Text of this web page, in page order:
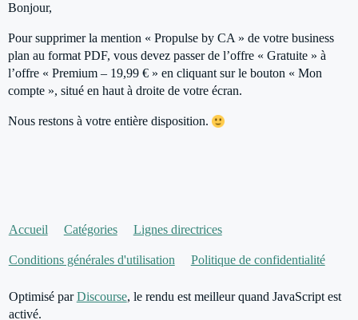
Bonjour,
Pour supprimer la mention « Propulse by CA » de votre business
plan au format PDF, vous devez passer de l’offre « Gratuite » à
l’offre « Premium – 19,99 € » en cliquant sur le bouton « Mon
compte », situé en haut à droite de votre écran.
Nous restons à votre entière disposition.
Accueil Catégories Lignes directrices
Conditions générales d'utilisation Politique de confidentialité
Optimisé parDiscourse, le rendu est meilleur quand JavaScript est
activé.